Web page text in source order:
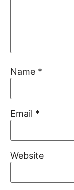
Name *
Email *
Website